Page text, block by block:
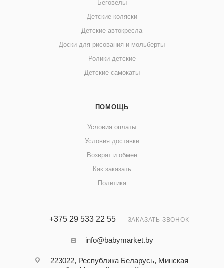
Беговелы
Детские коляски
Детские автокресла
Доски для рисования и мольберты
Ролики детские
Детские самокаты
ПОМОЩЬ
Условия оплаты
Условия доставки
Возврат и обмен
Как заказать
Политика
+375 29 533 22 55 ЗАКАЗАТЬ ЗВОНОК
info@babymarket.by
223022, Республика Беларусь, Минская